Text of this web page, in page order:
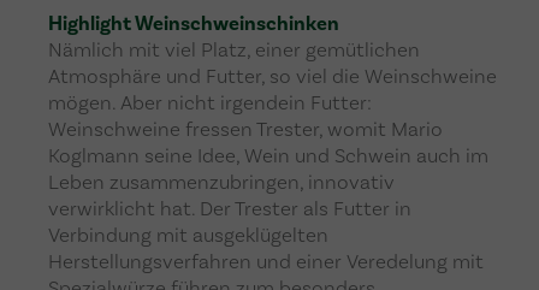
Highlight Weinschweinschinken
Nämlich mit viel Platz, einer gemütlichen
Atmosphäre und Futter, so viel die Weinschweine
mögen. Aber nicht irgendein Futter:
Weinschweine fressen Trester, womit Mario
Koglmann seine Idee, Wein und Schwein auch im
Leben zusammenzubringen, innovativ
verwirklicht hat. Der Trester als Futter in
Verbindung mit ausgeklügelten
Herstellungsverfahren und einer Veredelung mit